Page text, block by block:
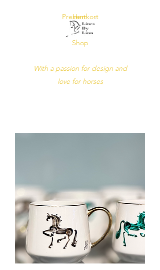
Lines by Linn
With a passion for design and
love for horses
Presentkort
Hem
Shop